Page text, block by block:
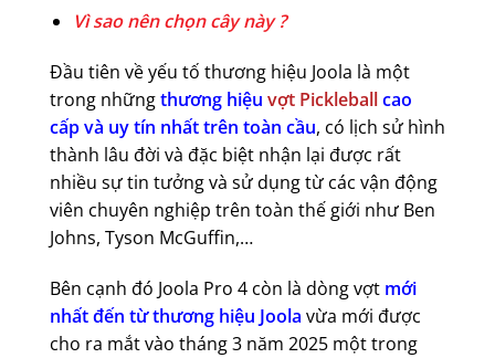
Vì sao nên chọn cây này ?
Đầu tiên về yếu tố thương hiệu Joola là một
trong nhữngthương hiệu vợt Pickleballcao
cấp và uy tín nhất trên toàn cầu, có lịch sử hình
thành lâu đời và đặc biệt nhận lại được rất
nhiều sự tin tưởng và sử dụng từ các vận động
viên chuyên nghiệp trên toàn thế giới như Ben
Johns, Tyson McGuffin,…
Bên cạnh đó Joola Pro 4 còn là dòng vợt mới
nhất đến từ thương hiệu Joola vừa mới được
cho ra mắt vào tháng 3 năm 2025 một trong